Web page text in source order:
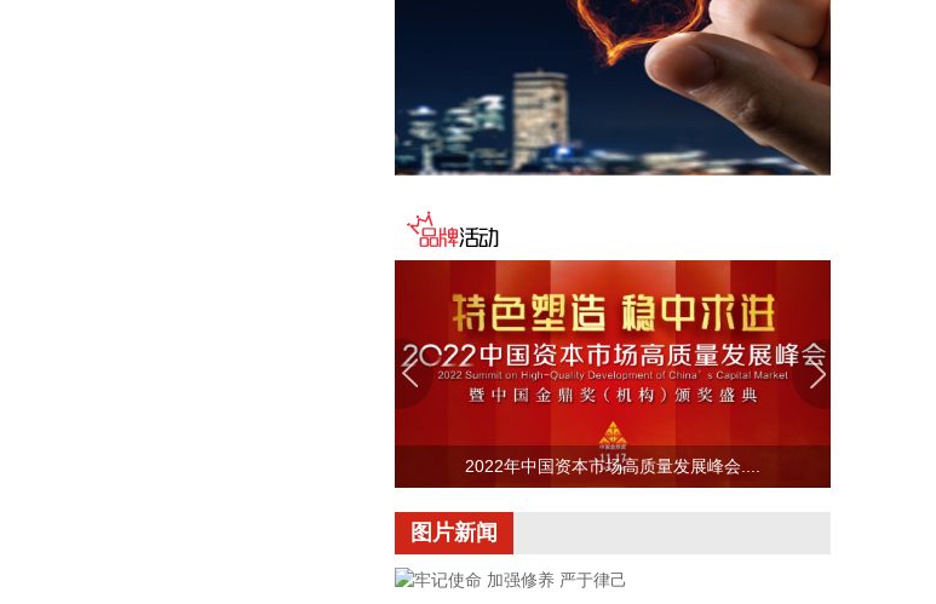
据群众新闻，8月5日22时，陕西移动在商洛市镇安县
受汛情影响区域启动5G异网漫游工作，向其他运营商
客户提供5G网络漫游接入服务。该技术用于应急场
景，当用户所属运营商网络中断时，无需换卡换号即
可接入其他运营商5G网络，享受免费通话与上网服
务，这是我省首次将该功能用于汛期通信保障实战。
力，以及在真实汛情下的启停流程、业务配置和监控
保障等全环节操作性，有效增强了全省通信网络容灾
畅通筑牢通信“生命线”。
2026-08-08 16:46:16
美国国会参议院8日通过一项联邦政府临时拨款法
案，以避免联邦政府在现行预算到期后“停摆”。
2026-08-08 16:35:10
了最关键的阶段。8日上午，省委、省政府召开全省
防御应对13号台风“白海豚”工作视频调度会。省委书
记王浩肯定了全省前一阶段防御应对工作成效。他强
2022年中国资本市场高质量发展峰会....
图片新闻